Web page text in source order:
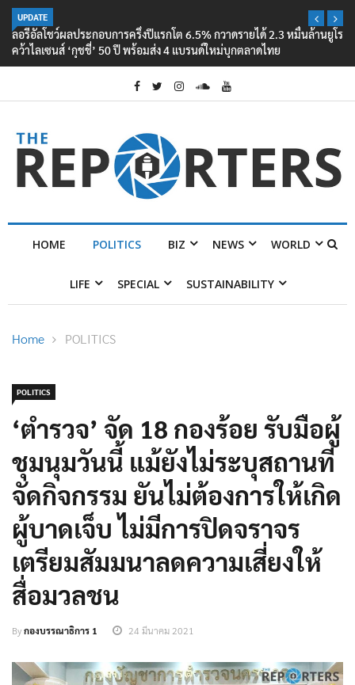
UPDATE
ลอรีอัลโชว์ผลประกอบการครึ่งปีแรกโต 6.5% กวาดรายได้ 2.3 หมื่นล้านยูโร
คว้าไลเซนส์ ‘กุชชี่’ 50 ปี พร้อมส่ง 4 แบรนด์ใหม่บุกตลาดไทย
HOME POLITICS BIZ NEWS WORLD
LIFE SPECIAL SUSTAINABILITY
Home POLITICS
POLITICS
‘ตำรวจ’ จัด 18 กองร้อย รับมือผู้
ชุมนุมวันนี้ แม้ยังไม่ระบุสถานที่
จัดกิจกรรม ยันไม่ต้องการให้เกิด
ผู้บาดเจ็บ ไม่มีการปิดจราจร
เตรียมสัมมนาลดความเสี่ยงให้
สื่อมวลชน
Byกองบรรณาธิการ 1 24 มีนาคม 2021